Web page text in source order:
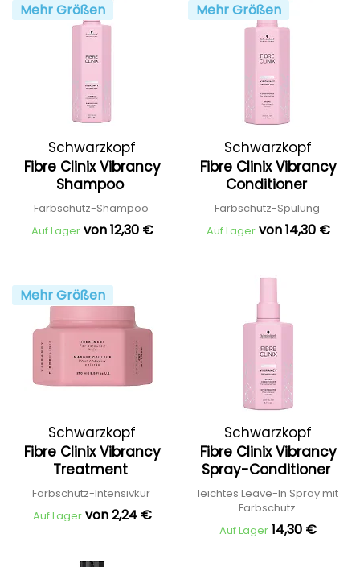
Mehr Größen
Schwarzkopf
Professional
Fibre Clinix Vibrancy
Shampoo
Farbschutz-Shampoo
Auf Lager von 12,30 €
Mehr Größen
Schwarzkopf
Professional
Fibre Clinix Vibrancy
Conditioner
Farbschutz-Spülung
Auf Lager von 14,30 €
Mehr Größen
Schwarzkopf
Professional
Fibre Clinix Vibrancy
Treatment
Farbschutz-Intensivkur
Auf Lager von 2,24 €
Schwarzkopf
Professional
Fibre Clinix Vibrancy
Spray-Conditioner
leichtes Leave-In Spray mit
Farbschutz
Auf Lager 14,30 €